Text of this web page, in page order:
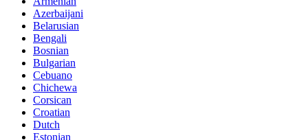
Azerbaijani
Belarusian
Bengali
Bosnian
Bulgarian
Cebuano
Chichewa
Corsican
Croatian
Dutch
Estonian